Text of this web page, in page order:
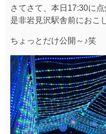
さてさて、本日17:30に点
是非岩見沢駅舎前におこ
ちょっとだけ公開～♪笑